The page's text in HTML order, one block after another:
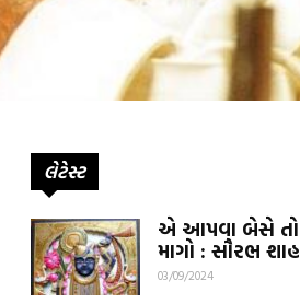
લેટેસ્ટ
એ આપવા બેસે
માગો : સૌરભ શાહ
03/09/2024